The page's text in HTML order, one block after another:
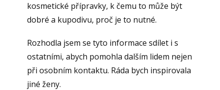
kosmetické přípravky, k čemu to může být
dobré a kupodivu, proč je to nutné.
Rozhodla jsem se tyto informace sdílet i s
ostatními, abych pomohla dalším lidem nejen
při osobním kontaktu. Ráda bych inspirovala
jiné ženy.